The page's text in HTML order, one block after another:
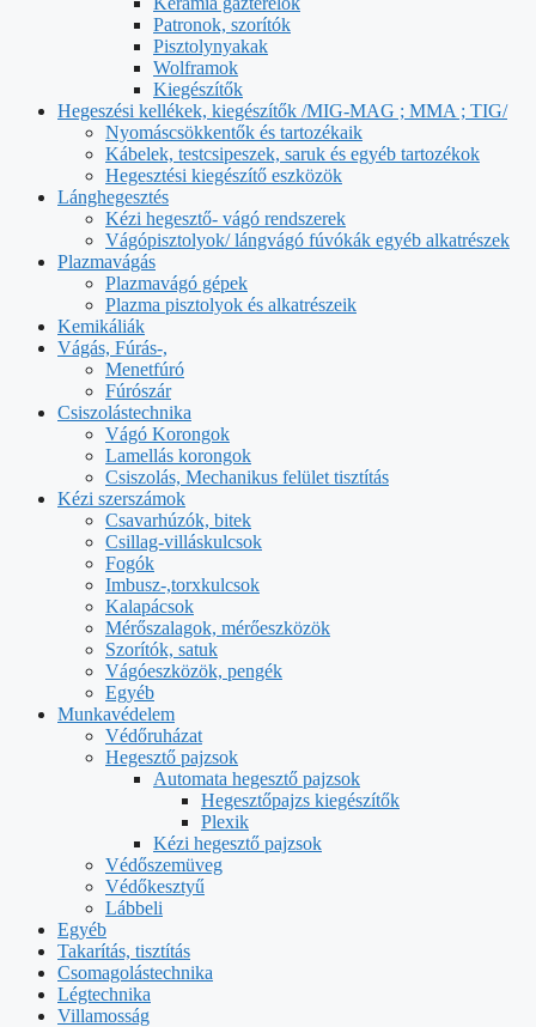
Patronok, szorítók
Pisztolynyakak
Wolframok
Kiegészítők
Hegeszési kellékek, kiegészítők /MIG-MAG ; MMA ; TIG/
Nyomáscsökkentők és tartozékaik
Kábelek, testcsipeszek, saruk és egyéb tartozékok
Hegesztési kiegészítő eszközök
Lánghegesztés
Kézi hegesztő- vágó rendszerek
Vágópisztolyok/ lángvágó fúvókák egyéb alkatrészek
Plazmavágás
Plazmavágó gépek
Plazma pisztolyok és alkatrészeik
Kemikáliák
Vágás, Fúrás-,
Menetfúró
Fúrószár
Csiszolástechnika
Vágó Korongok
Lamellás korongok
Csiszolás, Mechanikus felület tisztítás
Kézi szerszámok
Csavarhúzók, bitek
Csillag-villáskulcsok
Fogók
Imbusz-,torxkulcsok
Kalapácsok
Mérőszalagok, mérőeszközök
Szorítók, satuk
Vágóeszközök, pengék
Egyéb
Munkavédelem
Védőruházat
Hegesztő pajzsok
Automata hegesztő pajzsok
Hegesztőpajzs kiegészítők
Plexik
Kézi hegesztő pajzsok
Védőszemüveg
Védőkesztyű
Lábbeli
Egyéb
Takarítás, tisztítás
Csomagolástechnika
Légtechnika
Villamosság